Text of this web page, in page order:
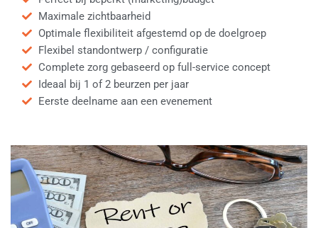
Maximale zichtbaarheid
Optimale flexibiliteit afgestemd op de doelgroep
Flexibel standontwerp / configuratie
Complete zorg gebaseerd op full-service concept
Ideaal bij 1 of 2 beurzen per jaar
Eerste deelname aan een evenement